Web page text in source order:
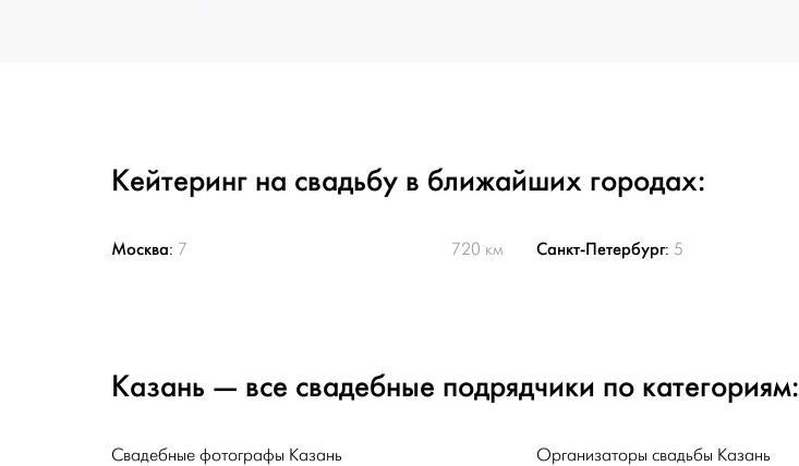
Кейтеринг на свадьбу в ближайших городах:
Москва: 7 720 км Санкт-Петербург: 5
Казань — все свадебные подрядчики по категориям:
Свадебные фотографы Казань Организаторы свадьбы Казань